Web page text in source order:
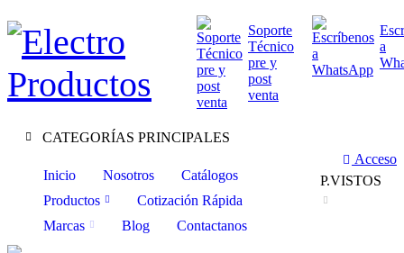
Soporte
Técnico
pre y
post
venta
a
CATEGORÍAS PRINCIPALES
Inicio Nosotros
Catálogos
Productos
Cotización Rápida
Marcas
Blog Contactanos
Acceso
P.VISTOS